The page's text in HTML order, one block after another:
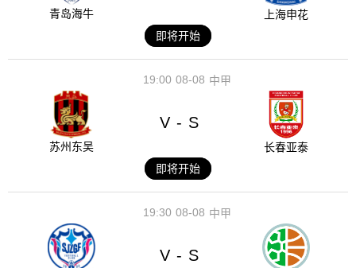
青岛海牛
上海申花
即将开始
08-08
19:00 中甲
苏州东吴
V - S
长春亚泰
即将开始
08-08
19:30 中甲
V - S